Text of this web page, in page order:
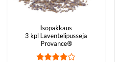
Isopakkaus
3 kpl Laventelipusseja
Provance®